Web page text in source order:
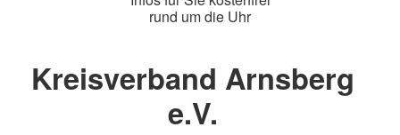
rund um die Uhr
Kreisverband Arnsberg
e.V.